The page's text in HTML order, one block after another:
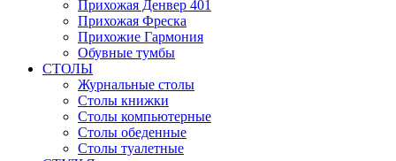
Прихожая Денвер 401
Прихожая Фреска
Прихожие Гармония
Обувные тумбы
СТОЛЫ
Журнальные столы
Столы книжки
Столы компьютерные
Столы обеденные
Столы туалетные